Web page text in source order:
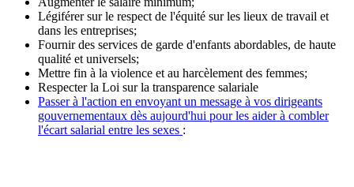
Légiférer sur le respect de l'équité sur les lieux de travail et
dans les entreprises;
Fournir des services de garde d'enfants abordables, de haute
qualité et universels;
Mettre fin à la violence et au harcèlement des femmes;
Respecter la Loi sur la transparence salariale
Passer à l'action en envoyant un message à vos dirigeants
gouvernementaux dès aujourd'hui pour les aider à combler
l'écart salarial entre les sexes :